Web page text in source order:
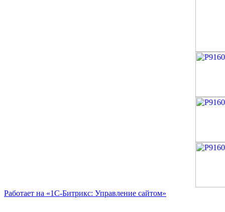
Работает на «1С-Битрикс: Управление сайтом»